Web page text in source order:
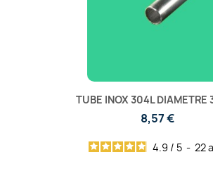
TUBE INOX 304L DIAMETRE
8,57 €
4.9 / 5 - 22